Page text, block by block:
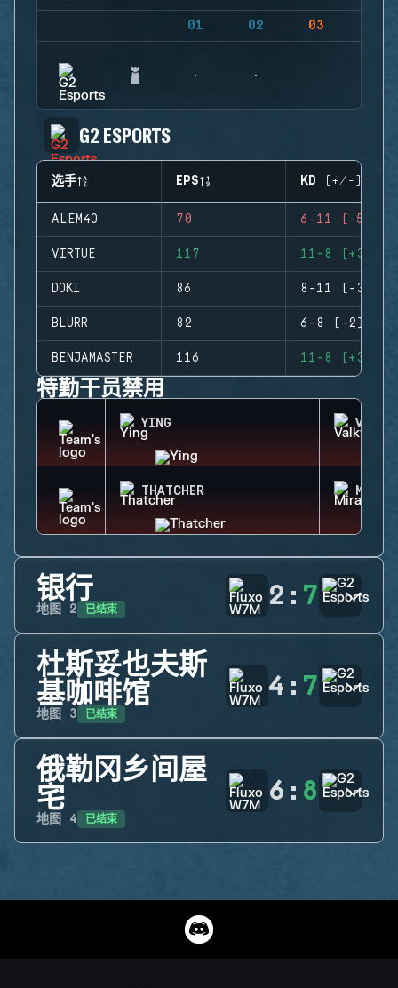
01 02 03
G2 ESPORTS
选手 EPS KD (+/-)
ALEM4O 70 6-11 (-5)
VIRTUE 117 11-8 (+3)
DOKI 86 8-11 (-3)
BLURR 82 6-8 (-2)
BENJAMASTER 116 11-8 (+3)
特勤干员禁用
YING
THATCHER MIRA
银行
地图 2 已结束 2 : 7
杜斯妥也夫斯
基咖啡馆
地图 3 已结束
4 : 7
俄勒冈乡间屋
宅
地图 4 已结束
6 : 8